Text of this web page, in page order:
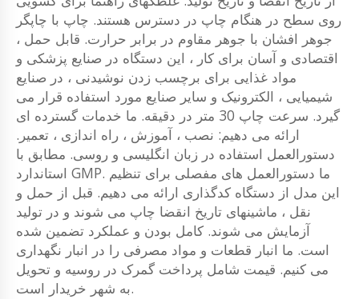
روی سطح در هنگام چاپ در دسترس هستند. چاپ با چاپگر
جوهر افشان با جوهر مقاوم در برابر حرارت. قابل حمل ،
اقتصادی و آسان برای کار ، این دستگاه در صنایع پزشکی و
مواد غذایی برای برچسب زدن نوشیدنی ، در صنایع
شیمیایی ، الکترونیک و سایر صنایع مورد استفاده قرار می
گیرد. سرعت چاپ 30 متر در دقیقه. ما خدمات گسترده ای
ارائه می دهیم: نصب ، آموزش ، راه اندازی ، تعمیر.
دستورالعمل استفاده در زبان انگلیسی و روسی. مطابق با
استاندارد GMP. ما دستورالعمل های مفصلی برای تنظیم
این مدل از دستگاه کدگذاری ارائه می دهیم. قبل از حمل و
نقل ، ماشینهای تاریخ انقضا چاپ می شوند و در تولید
آزمایش می شوند. کامل بودن و عملکرد تضمین شده
است. ما انبار قطعات و مواد مصرفی را در انبار نگهداری
می کنیم. قیمت شامل پرداخت گمرک در روسیه و تحویل
به شهر خریدار است.